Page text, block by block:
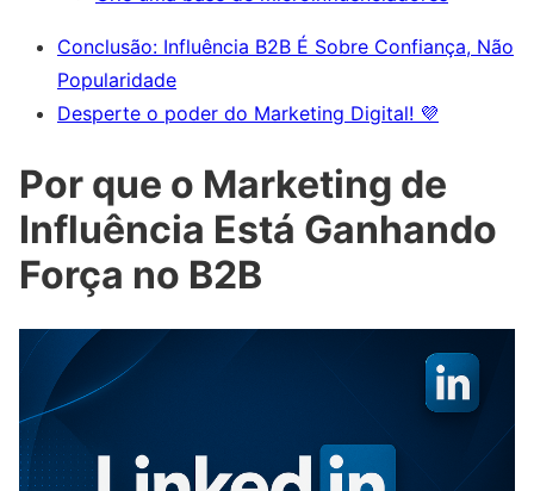
Conclusão: Influência B2B É Sobre Confiança, Não
Popularidade
Desperte o poder do Marketing Digital! 💜
Por que o Marketing de
Influência Está Ganhando
Força no B2B